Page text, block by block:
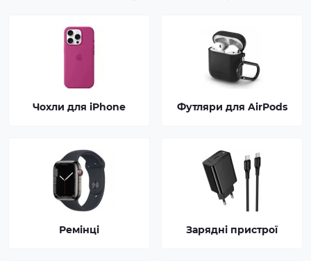
Чохли для iPhone Футляри для AirPods
Ремінці Зарядні пристрої